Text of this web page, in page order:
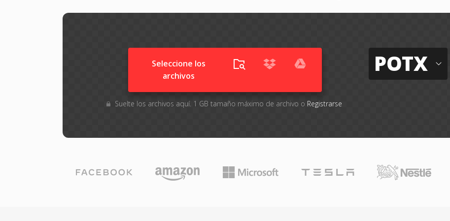
Seleccione los
archivos
Suelte los archivos aquí. 1 GB tamaño máximo de archivo o Registrarse
POTX